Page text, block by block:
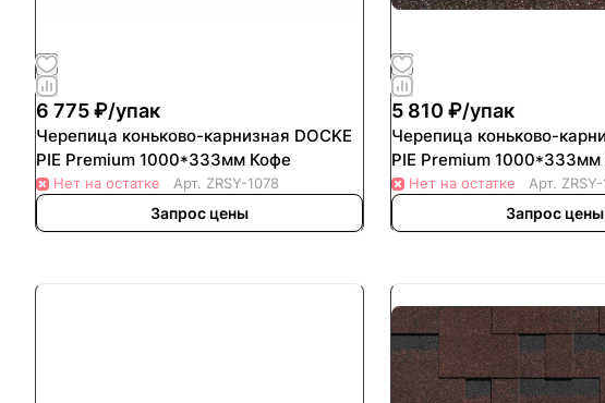
6 775 ₽/упак
Черепица коньково-карнизная DOCKE
PIE Premium 1000*333мм Кофе
Нет на остатке Арт. ZRSY-1078
Запрос цены
5 810 ₽/упак
Черепица коньково-карнизная
PIE Premium 1000*333мм
Нет на остатке Арт.
Запрос цены